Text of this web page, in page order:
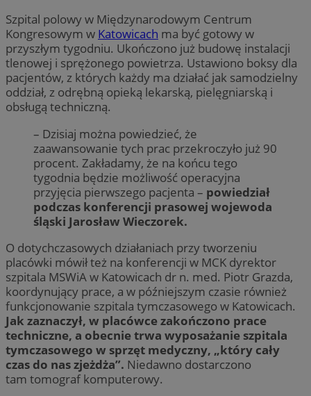
Szpital polowy w Międzynarodowym Centrum
Kongresowym w Katowicach ma być gotowy w
przyszłym tygodniu. Ukończono już budowę instalacji
tlenowej i sprężonego powietrza. Ustawiono boksy dla
pacjentów, z których każdy ma działać jak samodzielny
oddział, z odrębną opieką lekarską, pielęgniarską i
obsługą techniczną.
– Dzisiaj można powiedzieć, że
zaawansowanie tych prac przekroczyło już 90
procent. Zakładamy, że na końcu tego
tygodnia będzie możliwość operacyjna
przyjęcia pierwszego pacjenta – powiedział
podczas konferencji prasowej wojewoda
śląski Jarosław Wieczorek.
O dotychczasowych działaniach przy tworzeniu
placówki mówił też na konferencji w MCK dyrektor
szpitala MSWiA w Katowicach dr n. med. Piotr Grazda,
koordynujący prace, a w późniejszym czasie również
funkcjonowanie szpitala tymczasowego w Katowicach.
Jak zaznaczył, w placówce zakończono prace
techniczne, a obecnie trwa wyposażanie szpitala
tymczasowego w sprzęt medyczny, „który cały
czas do nas zjeżdża”. Niedawno dostarczono
tam tomograf komputerowy.